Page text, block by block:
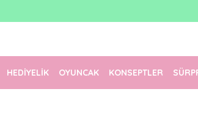
1500 TL Üzeri Ücretsiz Kargo
HEDİYELİK OYUNCAK KONSEPTLER